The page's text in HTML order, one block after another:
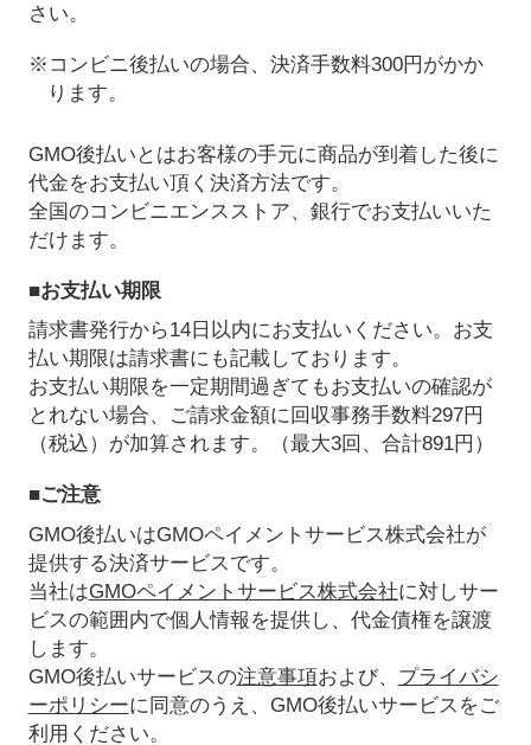
さい。
※コンビニ後払いの場合、決済手数料300円がかか
ります。
GMO後払いとはお客様の手元に商品が到着した後に
代金をお支払い頂く決済方法です。
全国のコンビニエンスストア、銀行でお支払いいた
だけます。
■お支払い期限
請求書発行から14日以内にお支払いください。お支
払い期限は請求書にも記載しております。
お支払い期限を一定期間過ぎてもお支払いの確認が
とれない場合、ご請求金額に回収事務手数料297円
（税込）が加算されます。（最大3回、合計891円）
■ご注意
GMO後払いはGMOペイメントサービス株式会社が
提供する決済サービスです。
当社はGMOペイメントサービス株式会社に対しサー
ビスの範囲内で個人情報を提供し、代金債権を譲渡
します。
GMO後払いサービスの注意事項および、 プライバシ
ーポリシーに同意のうえ、GMO後払いサービスをご
利用ください。